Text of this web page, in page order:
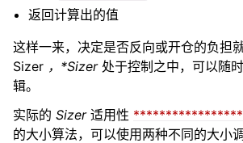
返回计算出的值
这样一来，决定是否反向或开仓的负担
Sizer ，*Sizer处于控制之中，可以随
辑。
实际的 Sizer适用性 ****************
的大小算法，可以使用两种不同的大小